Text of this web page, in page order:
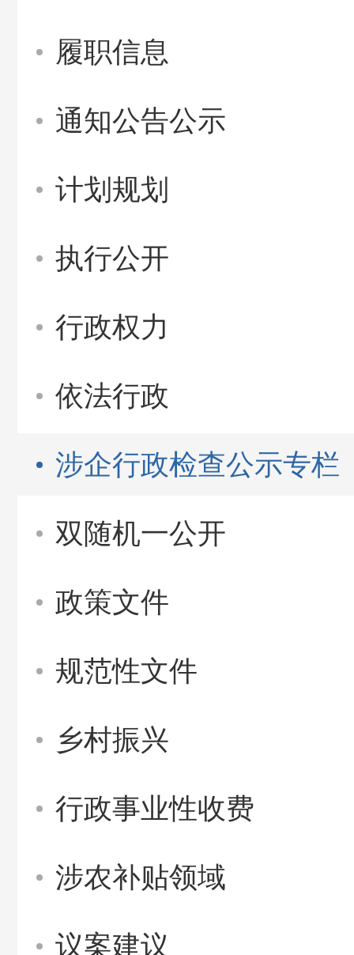
履职信息
通知公告公示
计划规划
执行公开
行政权力
依法行政
涉企行政检查公示专栏
双随机一公开
政策文件
规范性文件
乡村振兴
行政事业性收费
涉农补贴领域
议案建议